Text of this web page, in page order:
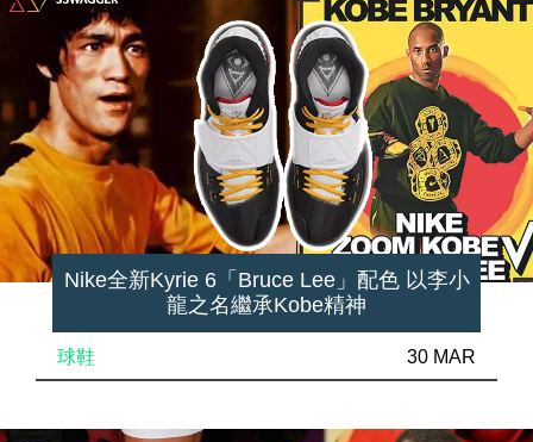
Nike全新Kyrie 6「Bruce Lee」配色 以李小
龍之名繼承Kobe精神
球鞋 30 MAR